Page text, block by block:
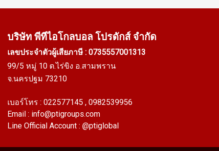
บริษัท พีทีไอโกลบอล โปรดักส์ จำกัด
เลขประจำตัวผู้เสียภาษี : 0735557001313
99/5 หมู่ 10 ต.ไร่ขิง อ.สามพราน
จ.นครปฐม 73210
เบอร์โทร : 022577145 , 0982539956
Email : info@ptigroups.com
Line Official Account : @ptiglobal